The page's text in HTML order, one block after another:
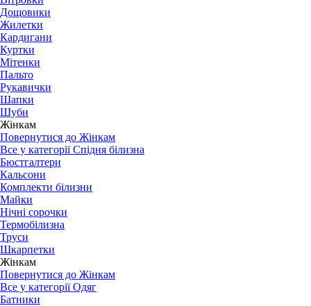
Дощовики
Жилетки
Кардигани
Куртки
Мітенки
Пальто
Рукавички
Шапки
Шуби
Жінкам
Повернутися до Жінкам
Все у категорії Спідня білизна
Бюстгалтери
Кальсони
Комплекти білизни
Майки
Нічні сорочки
Термобілизна
Труси
Шкарпетки
Жінкам
Повернутися до Жінкам
Все у категорії Одяг
Батники